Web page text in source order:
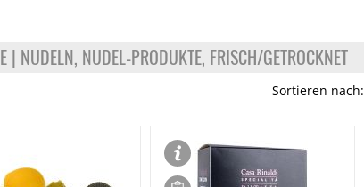
| NUDELN, NUDEL-PRODUKTE, FRISCH/GETROCKNET
Sortieren nach: